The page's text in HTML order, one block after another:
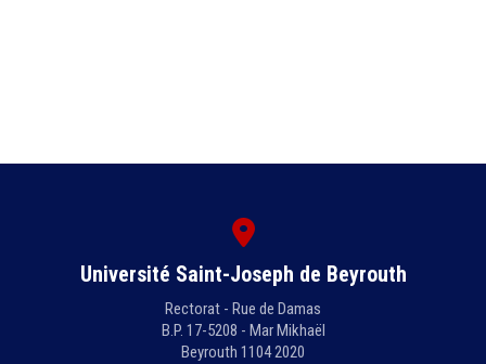
Université Saint-Joseph de Beyrouth
Rectorat - Rue de Damas
B.P. 17-5208 - Mar Mikhaël
Beyrouth 1104 2020